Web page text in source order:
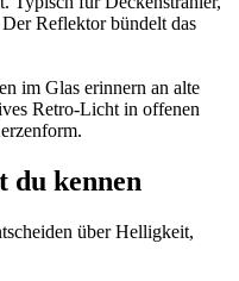
Reflektor bündelt das
im Glas erinnern an alte
Retro-Licht in offenen
du kennen
über Helligkeit,